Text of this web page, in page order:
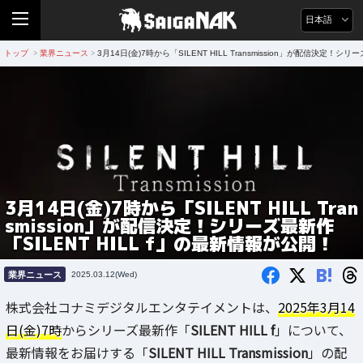
日本語
トップ > 業界ニュース > 3月14日(金)7時から「SILENT HILL Transmission」が配信決定！シリ
3月14日(金)7時から「SILENT HILL Tran
smission」が配信決定！シリーズ最新作
「SILENT HILL f」の最新情報が公開！
業界ニュース 2025.03.12(Wed) B!
株式会社コナミデジタルエンタテイメントは、 2025年3月14
日(金)7時からシリーズ最新作「SILENT HILL f」について、
最新情報をお届けする「SILENT HILL Transmission」の配